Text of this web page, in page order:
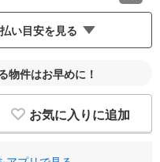
い目安を見る
％
物件はお早めに！
お気に入りに追加